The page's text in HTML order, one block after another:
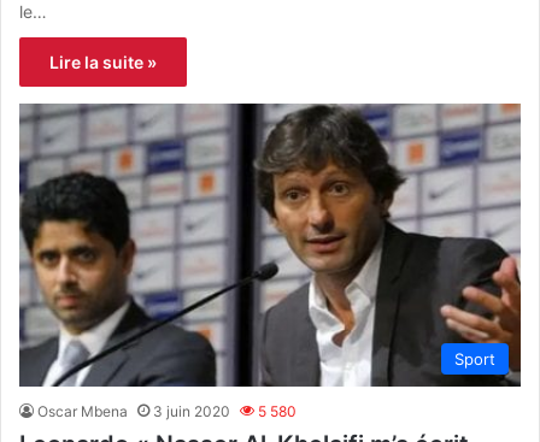
le…
Lire la suite »
Sport
Oscar Mbena 3 juin 2020 5 580